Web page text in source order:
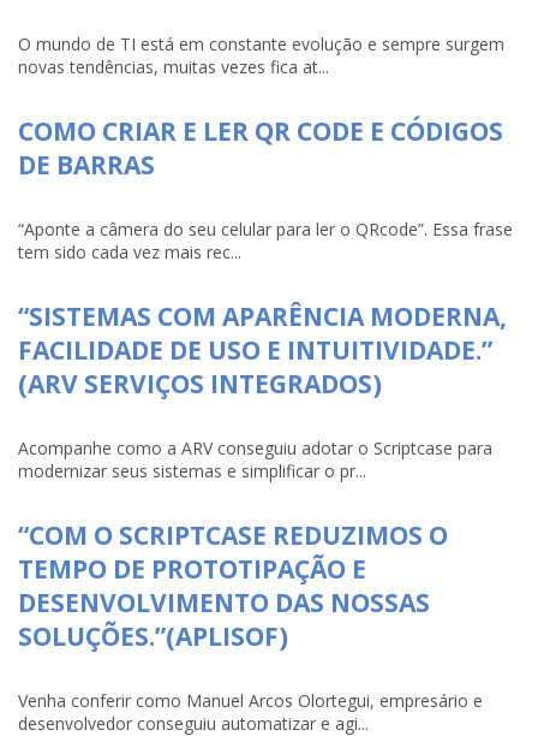
O mundo de TI está em constante evolução e sempre surgem
novas tendências, muitas vezes fica at...
COMO CRIAR E LER QR CODE E CÓDIGOS
DE BARRAS
“Aponte a câmera do seu celular para ler o QRcode”. Essa frase
tem sido cada vez mais rec...
“SISTEMAS COM APARÊNCIA MODERNA,
FACILIDADE DE USO E INTUITIVIDADE.”
(ARV SERVIÇOS INTEGRADOS)
Acompanhe como a ARV conseguiu adotar o Scriptcase para
modernizar seus sistemas e simplificar o pr...
“COM O SCRIPTCASE REDUZIMOS O
TEMPO DE PROTOTIPAÇÃO E
DESENVOLVIMENTO DAS NOSSAS
SOLUÇÕES.”(APLISOF)
Venha conferir como Manuel Arcos Olortegui, empresário e
desenvolvedor conseguiu automatizar e agi...